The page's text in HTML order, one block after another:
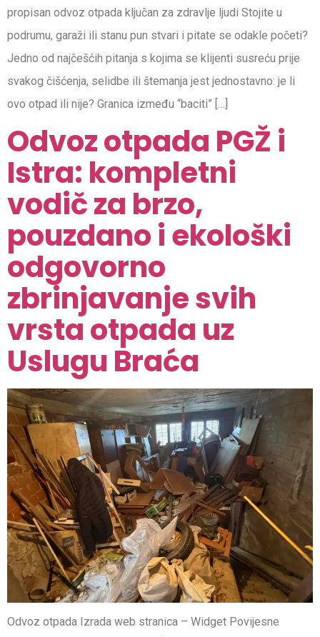
propisan odvoz otpada ključan za zdravlje ljudi Stojite u
podrumu, garaži ili stanu pun stvari i pitate se odakle početi?
Jedno od najčešćih pitanja s kojima se klijenti susreću prije
svakog čišćenja, selidbe ili štemanja jest jednostavno: je li
ovo otpad ili nije? Granica između “baciti” […]
Odvoz otpada PGŽ i
Istra: kompletni
vodič za brzo,
pouzdano i ekološki
odgovorno
zbrinjavanje svih
vrsta otpada uz
Uslugu Braća
Odvoz otpada Izrada web stranica – Widget Povijesne